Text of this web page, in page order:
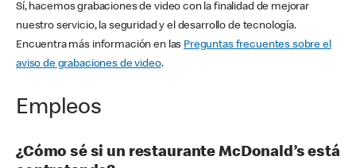
Sí, hacemos grabaciones de video con la finalidad de mejorar
nuestro servicio, la seguridad y el desarrollo de tecnología.
Encuentra más información en las Preguntas frecuentes sobre el
aviso de grabaciones de video.
Empleos
¿Cómo sé si un restaurante McDonald’s está